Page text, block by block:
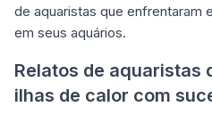
de aquaristas que enfrentaram
em seus aquários.
Relatos de aquaristas
ilhas de calor com